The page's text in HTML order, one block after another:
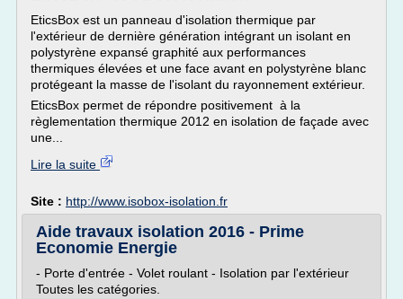
EticsBox est un panneau d'isolation thermique par
l'extérieur de dernière génération intégrant un isolant en
polystyrène expansé graphité aux performances
thermiques élevées et une face avant en polystyrène blanc
protégeant la masse de l'isolant du rayonnement extérieur.
EticsBox permet de répondre positivement à la
règlementation thermique 2012 en isolation de façade avec
une...
Lire la suite
Site : http://www.isobox-isolation.fr
Aide travaux isolation 2016 - Prime
Economie Energie
- Porte d'entrée - Volet roulant - Isolation par l'extérieur
Toutes les catégories.